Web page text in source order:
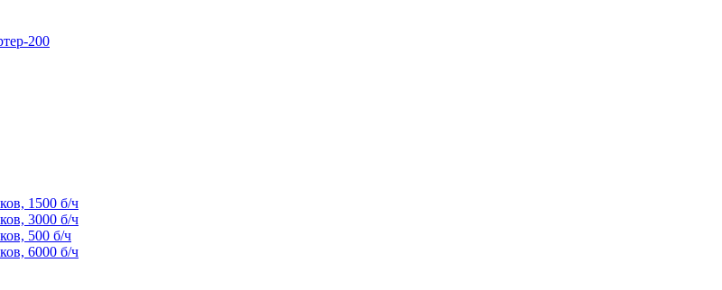
200
1500 б/ч
3000 б/ч
500 б/ч
6000 б/ч